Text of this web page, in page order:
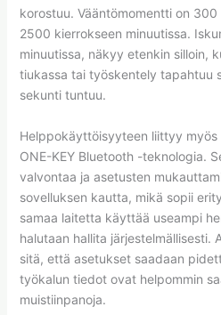
korostuu. Vääntömomentti on
2500 kierrokseen minuutissa.
minuutissa, näkyy etenkin silloin,
tiukassa tai työskentely tapahtuu
sekunti tuntuu.
Helppokäyttöisyyteen liittyy myös
ONE-KEY Bluetooth -teknologia.
valvontaa ja asetusten
sovelluksen kautta, mikä sopii
samaa laitetta käyttää useampi
halutaan hallita järjestelmällisesti.
sitä, että asetukset saadaan
työkalun tiedot ovat helpommin
muistiinpanoja.